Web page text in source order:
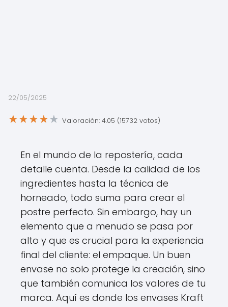
22/05/2025
★★★★★ Valoración: 4.05 (15732 votos)
En el mundo de la repostería, cada
detalle cuenta. Desde la calidad de los
ingredientes hasta la técnica de
horneado, todo suma para crear el
postre perfecto. Sin embargo, hay un
elemento que a menudo se pasa por
alto y que es crucial para la experiencia
final del cliente: el empaque. Un buen
envase no solo protege la creación, sino
que también comunica los valores de tu
marca. Aquí es donde los envases Kraft